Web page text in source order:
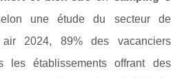
une étude du secteur de
2024, 89% des vacanciers
les établissements offrant des